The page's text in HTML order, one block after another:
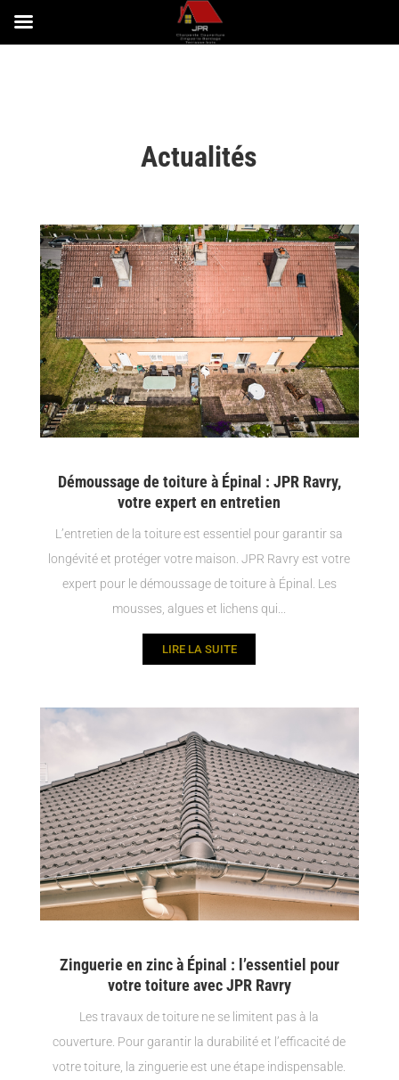
Actualités
Démoussage de toiture à Épinal : JPR Ravry,
votre expert en entretien
L’entretien de la toiture est essentiel pour garantir sa
longévité et protéger votre maison. JPR Ravry est votre
expert pour le démoussage de toiture à Épinal. Les
mousses, algues et lichens qui...
LIRE LA SUITE
Zinguerie en zinc à Épinal : l’essentiel pour
votre toiture avec JPR Ravry
Les travaux de toiture ne se limitent pas à la
couverture. Pour garantir la durabilité et l’efficacité de
votre toiture, la zinguerie est une étape indispensable.